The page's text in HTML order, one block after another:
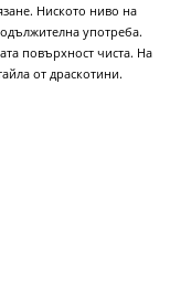
Ниското ниво на
употреба.
повърхност чиста. На
от драскотини.